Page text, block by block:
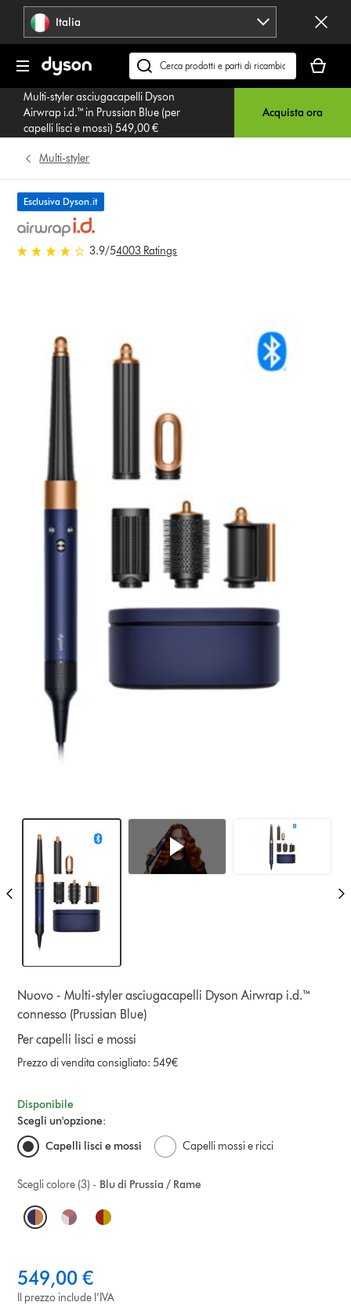
navigazione Italia
Cerca
su
dyson.it
carrello
è
Multi-styler asciugacapelli Dyson
Airwrap i.d.™ in Prussian Blue (per
capelli lisci e mossi) 549,00 €
Acquista ora
Multi-styler
Esclusiva Dyson.it
3.9 stelle su 5 da 4003 Ratings
3.9/54003 Ratings
Nuovo - Multi-styler asciugacapelli Dyson Airwrap i.d.™
connesso (Prussian Blue)
Per capelli lisci e mossi
Prezzo di vendita consigliato: 549€
Disponibile
Scegli un'opzione:
Capelli lisci e mossi
Capelli mossi e ricci
Blu di Prussia / Rame
Scegli colore (3) -
O
t
i
549,00 €
Il prezzo include l’IVA